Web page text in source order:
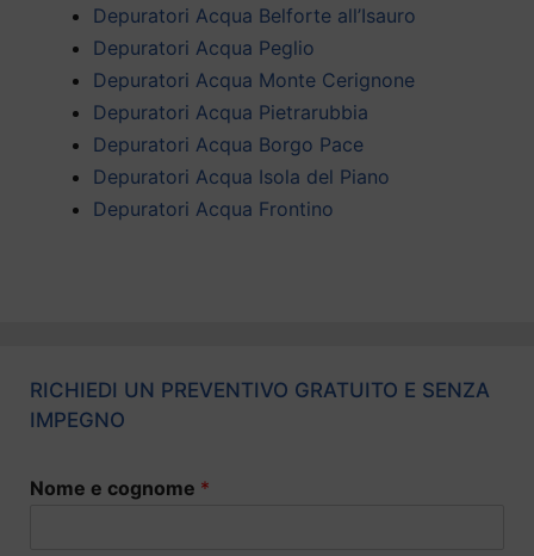
Depuratori Acqua Belforte all’Isauro
Depuratori Acqua Peglio
Depuratori Acqua Monte Cerignone
Depuratori Acqua Pietrarubbia
Depuratori Acqua Borgo Pace
Depuratori Acqua Isola del Piano
Depuratori Acqua Frontino
RICHIEDI UN PREVENTIVO GRATUITO E SENZA
IMPEGNO
Nome e cognome *